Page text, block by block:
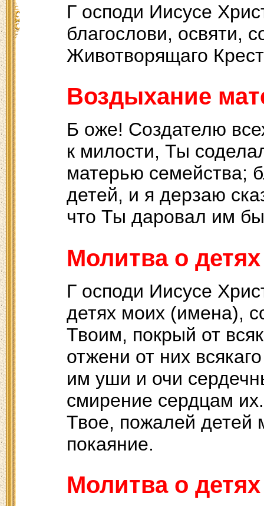
Г осподи Иисусе
благослови, освяти,
Животворящаго
Воздыхание
Б оже! Создателю
к милости, Ты
матерью семейства;
детей, и я дерзаю
что Ты даровал им
Молитва о детях
Г осподи Иисусе
детях моих (имена),
Твоим, покрый от
отжени от них
им уши и очи
смирение сердцам
Твое, пожалей детей
покаяние.
Молитва о детях